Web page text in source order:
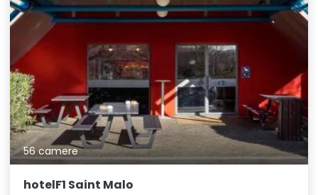
56 camere
hotelF1 Saint Malo